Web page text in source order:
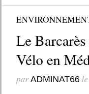
Le
Vélo en
par ADMINAT66le